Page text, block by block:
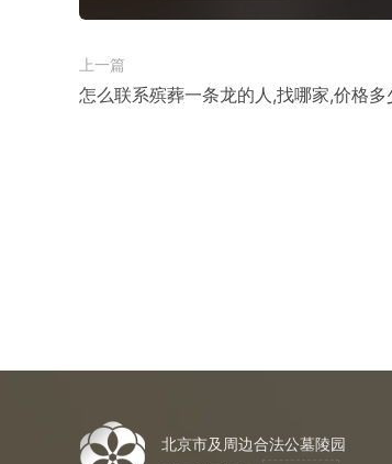
上一篇
怎么联系殡葬一条龙的人,找哪家,价格多
北京市及周边合法公墓陵园